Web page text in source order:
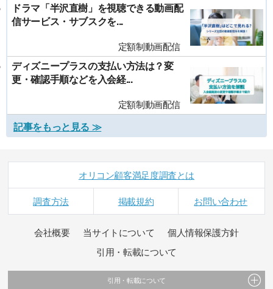
ドラマ「半沢直樹」を視聴できる動画配
信サービス・サブスクを...
定額制動画配信
ディズニープラスの支払い方法は？変
更・確認手順などを入会経...
定額制動画配信
記事をもっと見る ≫
オリコン顧客満足度調査とは
調査方法 掲載規約 お問い合わせ
会社概要 当サイトについて
個人情報保護方針
引用・転載について
引用・転載について